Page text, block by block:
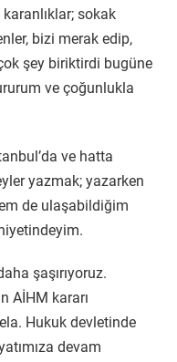
sokak
bizi merak edip,
şey biriktirdi bugüne
ve çoğunlukla
ve hatta
yazmak; yazarken
de ulaşabildiğim
şaşırıyoruz.
AİHM kararı
Hukuk devletinde
devam